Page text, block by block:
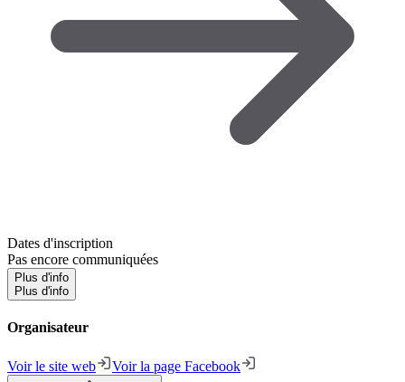
Dates d'inscription
Pas encore communiquées
Plus d'info
Plus d'info
Organisateur
Voir le site web Voir la page Facebook